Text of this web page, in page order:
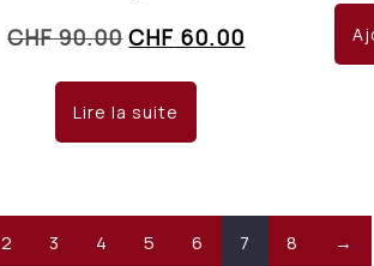
CHF90.00Le
initial
était :
CHF 60.00
Lire la suite
2 3 4 5 6 7 8 →